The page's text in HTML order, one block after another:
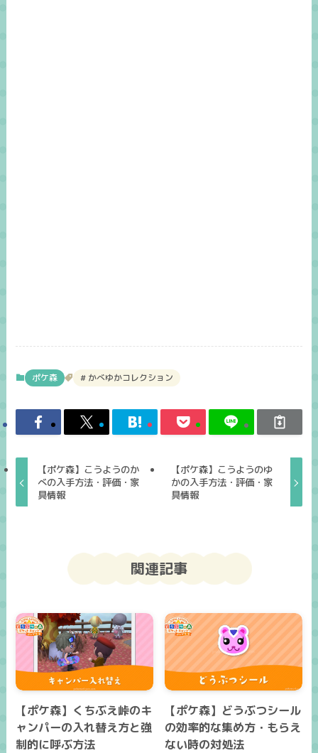
ポケ森 かべゆかコレクション
【ポケ森】こうようのか
べの入手方法・評価・家
具情報
【ポケ森】こうようのゆ
かの入手方法・評価・家
具情報
関連記事
【ポケ森】くちぶえ峠のキ
ャンパーの入れ替え方と強
制的に呼ぶ方法
【ポケ森】どうぶつシール
の効率的な集め方・もらえ
ない時の対処法